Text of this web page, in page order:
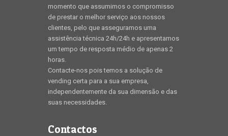
momento que assumimos o compromisso
de prestar o melhor serviço aos nossos
clientes, pelo que asseguramos uma
assistência técnica 24h/24h e apresentamos
um tempo de resposta médio de apenas 2
horas.
Contacte-nos pois temos a solução de
vending certa para a sua empresa,
independentemente da sua dimensão e das
suas necessidades.
Contactos